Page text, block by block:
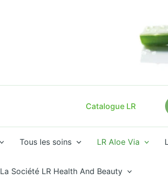
Catalogue LR
Tous les soins LR Aloe Via
La Société LR Health And Beauty